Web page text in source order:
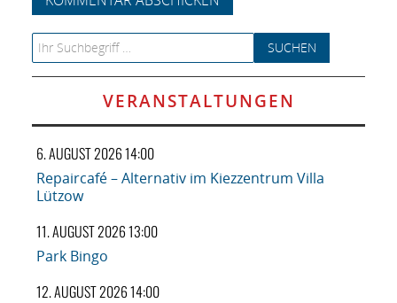
Search for:
VERANSTALTUNGEN
6. AUGUST 2026 14:00
Repaircafé – Alternativ im Kiezzentrum Villa
Lützow
11. AUGUST 2026 13:00
Park Bingo
12. AUGUST 2026 14:00